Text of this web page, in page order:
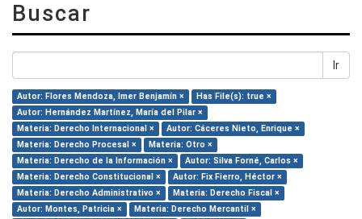
Buscar
Ir
Autor: Flores Mendoza, Imer Benjamín ×
Has File(s): true ×
Autor: Hernández Martínez, María del Pilar ×
Materia: Derecho Internacional ×
Autor: Cáceres Nieto, Enrique ×
Materia: Derecho Procesal ×
Materia: Otro ×
Materia: Derecho de la Información ×
Autor: Silva Forné, Carlos ×
Materia: Derecho Constitucional ×
Autor: Fix Fierro, Héctor ×
Materia: Derecho Administrativo ×
Materia: Derecho Fiscal ×
Autor: Montes, Patricia ×
Materia: Derecho Mercantil ×